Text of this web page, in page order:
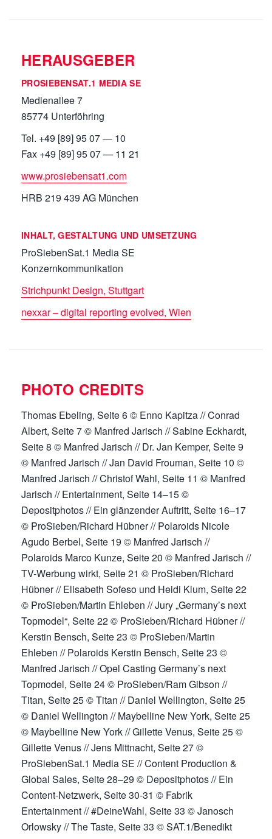
HERAUSGEBER
PROSIEBENSAT.1 MEDIA SE
Medienallee 7
85774 Unterföhring
Tel. +49 [89] 95 07 — 10
Fax +49 [89] 95 07 — 11 21
www.prosiebensat1.com
HRB 219 439 AG München
INHALT, GESTALTUNG UND UMSETZUNG
ProSiebenSat.1 Media SE
Konzernkommunikation
Strichpunkt Design, Stuttgart
nexxar – digital reporting evolved, Wien
PHOTO CREDITS
Thomas Ebeling, Seite 6 © Enno Kapitza // Conrad
Albert, Seite 7 © Manfred Jarisch // Sabine Eckhardt,
Seite 8 © Manfred Jarisch // Dr. Jan Kemper, Seite 9
© Manfred Jarisch // Jan David Frouman, Seite 10 ©
Manfred Jarisch // Christof Wahl, Seite 11 © Manfred
Jarisch // Entertainment, Seite 14–15 ©
Depositphotos // Ein glänzender Auftritt, Seite 16–17
© ProSieben/Richard Hübner // Polaroids Nicole
Agudo Berbel, Seite 19 © Manfred Jarisch //
Polaroids Marco Kunze, Seite 20 © Manfred Jarisch //
TV-Werbung wirkt, Seite 21 © ProSieben/Richard
Hübner // Elisabeth Sofeso und Heidi Klum, Seite 22
© ProSieben/Martin Ehleben // Jury „Germany’s next
Topmodel“, Seite 22 © ProSieben/Richard Hübner //
Kerstin Bensch, Seite 23 © ProSieben/Martin
Ehleben // Polaroids Kerstin Bensch, Seite 23 ©
Manfred Jarisch // Opel Casting Germany’s next
Topmodel, Seite 24 © ProSieben/Ram Gibson //
Titan, Seite 25 © Titan // Daniel Wellington, Seite 25
© Daniel Wellington // Maybelline New York, Seite 25
© Maybelline New York // Gillette Venus, Seite 25 ©
Gillette Venus // Jens Mittnacht, Seite 27 ©
ProSiebenSat.1 Media SE // Content Production &
Global Sales, Seite 28–29 © Depositphotos // Ein
Content-Netzwerk, Seite 30-31 © Fabrik
Entertainment // #DeineWahl, Seite 33 © Janosch
Orlowsky // The Taste, Seite 33 © SAT.1/Benedikt